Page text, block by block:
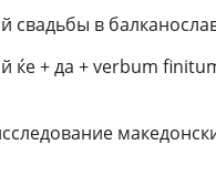
свадьбы в
ќе + да + verbum